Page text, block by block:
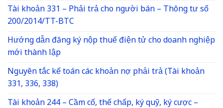
Tài khoản 331 – Phải trả cho người bán – Thông tư số
200/2014/TT-BTC
Hướng dẫn đăng ký nộp thuế điện tử cho doanh nghiệp
mới thành lập
Nguyên tắc kế toán các khoản nợ phải trả (Tài khoản
331, 336, 338)
Tài khoản 244 – Cầm cố, thế chấp, ký quỹ, ký cược –